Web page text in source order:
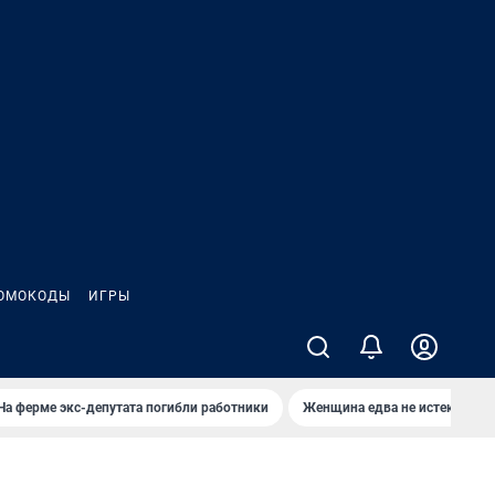
ИГРЫ
ферме экс-депутата погибли работники Женщина едва не истекла